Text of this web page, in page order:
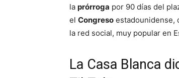
la prórroga por 90 días del
el Congreso estadounidense,
la red social, muy popular en
La Casa Blanca